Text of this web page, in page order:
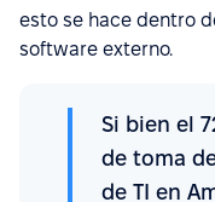
esto se hace dentro
software externo.
Si bien el
de toma
de TI en